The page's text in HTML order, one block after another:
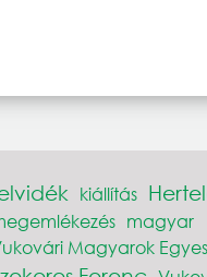
kiállítás
magyar
Magyarok